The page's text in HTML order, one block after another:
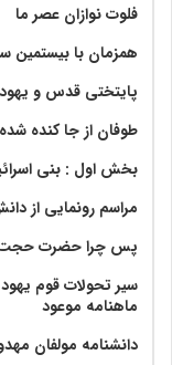
فلوت نوازان عصر ما
همزمان با
پایتختی قدس و
طوفان از جا کنده
بخش اول : بنی
مراسم رونمایی از
پس چرا حضرت حجت
سیر تحولات قوم
ماهنامه موعود
دانشنامه مولفان